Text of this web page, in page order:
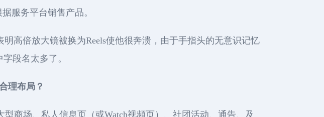
服务平台销售产品。
高倍放大镜被换为Reels使他很奔溃，由于手指头的无意识记忆
段名太多了。
理布局？
商场、私人信息页（或Watch视頻页）、社团活动、通告、及